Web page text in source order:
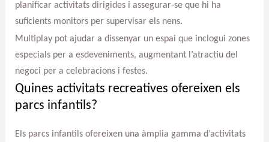
planificar activitats dirigides i assegurar-se que hi ha
suficients monitors per supervisar els nens.
Multiplay pot ajudar a dissenyar un espai que inclogui zones
especials per a esdeveniments, augmentant l’atractiu del
negoci per a celebracions i festes.
Quines activitats recreatives ofereixen els
parcs infantils?
Els parcs infantils ofereixen una àmplia gamma d’activitats